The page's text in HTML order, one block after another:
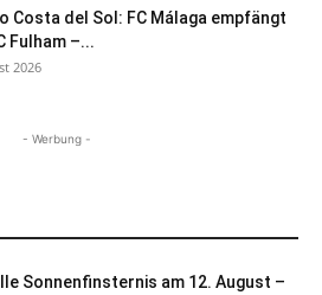
Costa del Sol: FC Málaga empfängt
Fulham –...
2026
- Werbung -
Sonnenfinsternis am 12. August –